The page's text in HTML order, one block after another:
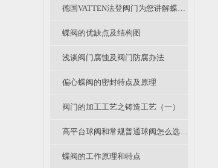
德国VATTEN法登阀门为您讲解蝶阀的使用原理
蝶阀的优缺点及结构图
浅谈阀门腐蚀及阀门防腐办法
偏心蝶阀的密封特点及原理
阀门的加工工艺之铸造工艺（一）
高平台球阀和常规普通球阀怎么选？各有什么优缺点？
蝶阀的工作原理和特点